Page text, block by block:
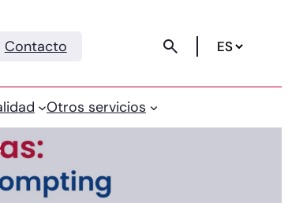
Contacto
Otros servicios